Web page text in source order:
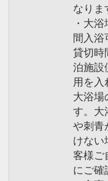
なりま
・大
間入浴
貸切時
泊施設
用を入
大浴場
す。大
や刺青
けない
客様ご
にご確